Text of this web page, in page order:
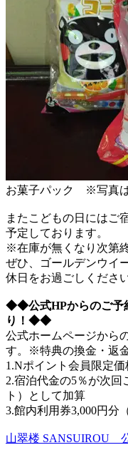
お菓子パック ※写真
またこどもの日にはご
予定しております。
※在庫が無くなり次第
ぜひ、ゴールデンウイ
休日をお過ごしくださ
◆◆公式HPからのご予
り！◆◆
公式ホームページから
す。※特典の換金・返
1.Nポイント会員限定
2.宿泊代金の5％が次
ト）として加算
3.館内利用券3,000円分
山翠楼 SANSUIROU